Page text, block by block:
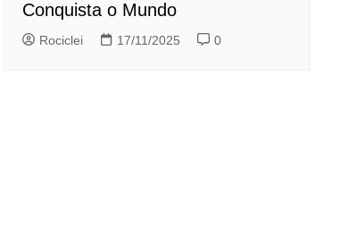
Conquista o Mundo
Rociclei 17/11/2025 0